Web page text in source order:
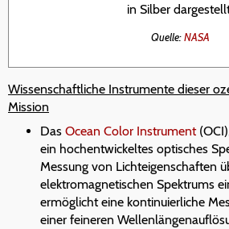
in Silber
Quelle:NASA
Wissenschaftliche Instrumente dieser
Mission
Das Ocean Color Instrument
ein hochentwickeltes optisches
Messung von Lichteigenschaften
elektromagnetischen Spektrums
ermöglicht eine kontinuierliche
einer feineren